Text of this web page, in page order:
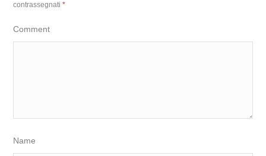
contrassegnati*
Comment
Name